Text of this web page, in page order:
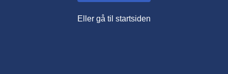
Eller gå til startsiden